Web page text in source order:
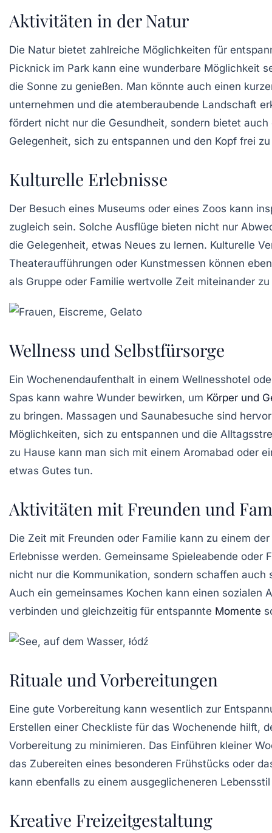
Aktivitäten in der Natur
Die Natur bietet zahlreiche Möglichkeiten für
Picknick im Park kann eine wunderbare Möglichkeit
die Sonne zu genießen. Man könnte auch einen
unternehmen und die atemberaubende Landschaft
fördert nicht nur die Gesundheit, sondern bietet auch
Gelegenheit, sich zu entspannen und den Kopf frei
Kulturelle Erlebnisse
Der Besuch eines Museums oder eines Zoos kann
zugleich sein. Solche Ausflüge bieten nicht nur
die Gelegenheit, etwas Neues zu lernen. Kulturelle
Theateraufführungen oder Kunstmessen können
als Gruppe oder Familie wertvolle Zeit miteinander
Wellness und Selbstfürsorge
Ein Wochenendaufenthalt in einem Wellnesshotel
Spas kann wahre Wunder bewirken, um Körper und
zu bringen. Massagen und Saunabesuche sind
Möglichkeiten, sich zu entspannen und die
zu Hause kann man sich mit einem Aromabad oder
etwas Gutes tun.
Aktivitäten mit Freunden und
Die Zeit mit Freunden oder Familie kann zu einem
Erlebnisse werden. Gemeinsame Spieleabende oder
nicht nur die Kommunikation, sondern schaffen auch
Auch ein gemeinsames Kochen kann einen sozialen
verbinden und gleichzeitig für entspannte Momente
Rituale und Vorbereitungen
Eine gute Vorbereitung kann wesentlich zur
Erstellen einer Checkliste für das Wochenende hilft,
Vorbereitung zu minimieren. Das Einführen kleiner
das Zubereiten eines besonderen Frühstücks oder
kann ebenfalls zu einem ausgeglicheneren
Kreative Freizeitgestaltung